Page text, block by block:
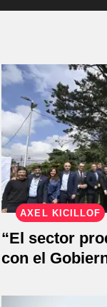
AXEL KICILLOF
“El sector
con el